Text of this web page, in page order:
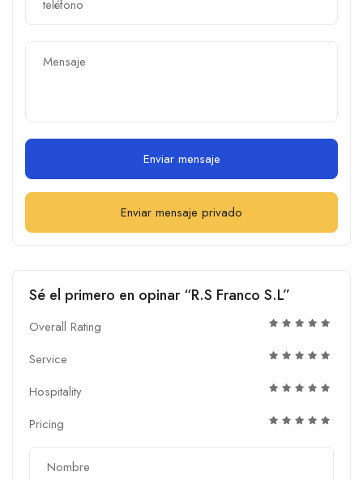
Enviar mensaje
Enviar mensaje privado
Sé el primero en opinar “R.S Franco S.L”
Overall Rating
Service
Hospitality
Pricing